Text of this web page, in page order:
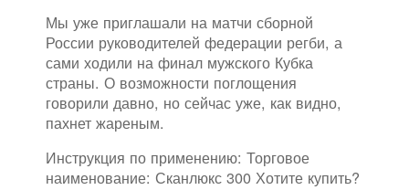
Мы уже приглашали на матчи сборной
России руководителей федерации регби, а
сами ходили на финал мужского Кубка
страны. О возможности поглощения
говорили давно, но сейчас уже, как видно,
пахнет жареным.
Инструкция по применению: Торговое
наименование: Сканлюкс 300 Хотите купить?